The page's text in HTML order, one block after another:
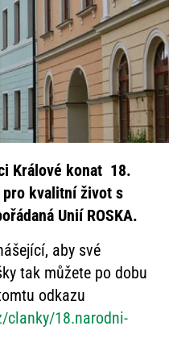
Králové konat 18.
kvalitní život s
Unií ROSKA.
aby své
tak můžete po dobu
odkazu
clanky/18.narodni-